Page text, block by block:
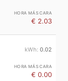
€ 2.03
0.02
€ 0.00